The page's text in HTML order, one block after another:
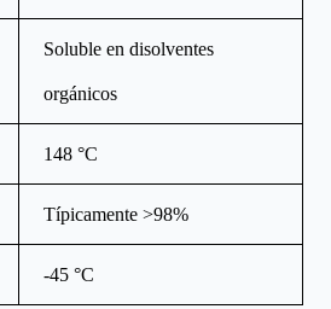
Soluble en disolventes
orgánicos
148 °C
Típicamente >98%
-45 °C